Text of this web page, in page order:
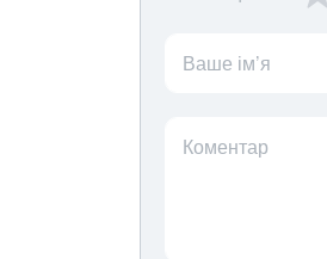
Ваше ім’я
Коментар